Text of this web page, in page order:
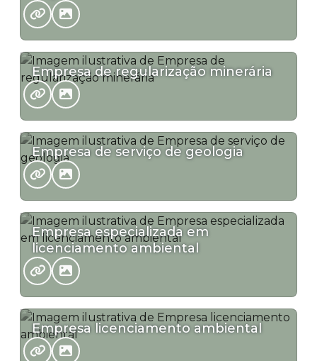
Empresa de regularização minerária
Empresa de serviço de geologia
Empresa especializada em
licenciamento ambiental
Empresa licenciamento ambiental